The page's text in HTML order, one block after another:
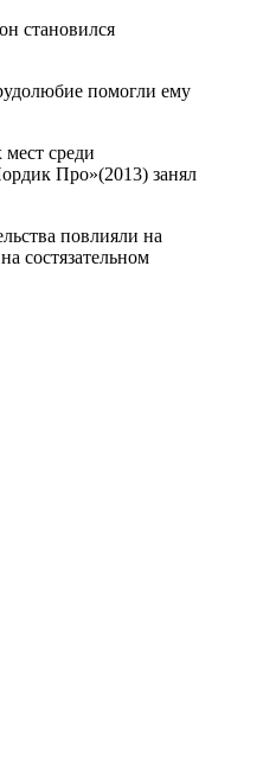
становился
помогли ему
среди
Про»(2013) занял
повлияли на
состязательном